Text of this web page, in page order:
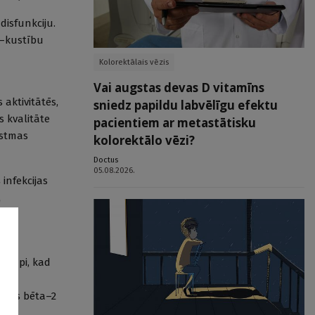
aktivitātēs,
kvalitāte
kad
bēta–2
Kolorektālais vēzis
Vai augstas devas D vitamīns
sniedz papildu labvēlīgu efektu
pacientiem ar metastātisku
kolorektālo vēzi?
Doctus
05.08.2026.